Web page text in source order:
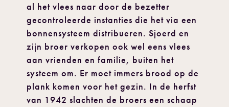
al het vlees naar door de bezetter
gecontroleerde instanties die het via een
bonnensysteem distribueren. Sjoerd en
zijn broer verkopen ook wel eens vlees
aan vrienden en familie, buiten het
systeem om. Er moet immers brood op de
plank komen voor het gezin. In de herfst
van 1942 slachten de broers een schaap